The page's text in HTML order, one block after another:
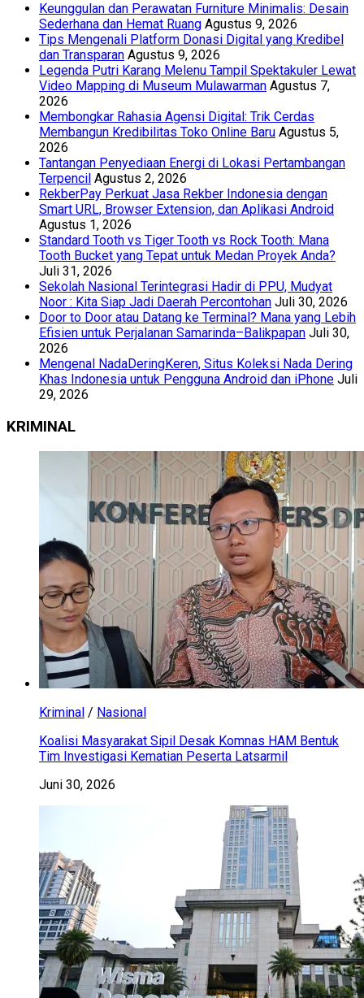
Keunggulan dan Perawatan Furniture Minimalis: Desain
Sederhana dan Hemat Ruang Agustus 9, 2026
Tips Mengenali Platform Donasi Digital yang Kredibel
dan Transparan Agustus 9, 2026
Legenda Putri Karang Melenu Tampil Spektakuler Lewat
Video Mapping di Museum Mulawarman Agustus 7,
2026
Membongkar Rahasia Agensi Digital: Trik Cerdas
Membangun Kredibilitas Toko Online Baru Agustus 5,
2026
Tantangan Penyediaan Energi di Lokasi Pertambangan
Terpencil Agustus 2, 2026
RekberPay Perkuat Jasa Rekber Indonesia dengan
Smart URL, Browser Extension, dan Aplikasi Android
Agustus 1, 2026
Standard Tooth vs Tiger Tooth vs Rock Tooth: Mana
Tooth Bucket yang Tepat untuk Medan Proyek Anda?
Juli 31, 2026
Sekolah Nasional Terintegrasi Hadir di PPU, Mudyat
Noor : Kita Siap Jadi Daerah Percontohan Juli 30, 2026
Door to Door atau Datang ke Terminal? Mana yang Lebih
Efisien untuk Perjalanan Samarinda–Balikpapan Juli 30,
2026
Mengenal NadaDeringKeren, Situs Koleksi Nada Dering
Khas Indonesia untuk Pengguna Android dan iPhone Juli
29, 2026
KRIMINAL
Kriminal / Nasional
Koalisi Masyarakat Sipil Desak Komnas HAM Bentuk
Tim Investigasi Kematian Peserta Latsarmil
Juni 30, 2026